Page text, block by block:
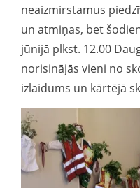
neaizmirstamus
un atmiņas, bet
jūnijā plkst. 12.00
norisinājās vieni no
izlaidums un kārtējā